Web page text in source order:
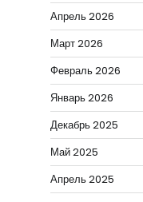
Апрель 2026
Март 2026
Февраль 2026
Январь 2026
Декабрь 2025
Май 2025
Апрель 2025